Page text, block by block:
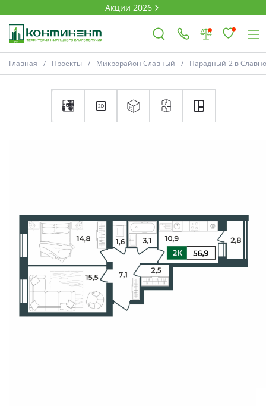
Акции 2026
Новости
Выбор недвижимости
Свои Люди
Офис продаж
Главная Проекты Микрорайон Славный Парадный-2 в